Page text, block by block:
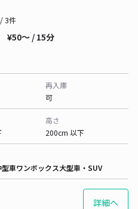
/ 3件
¥50〜 / 15分
再入庫
可
高さ
200cm 以下
型車ワンボックス大型車・SUV
詳細へ